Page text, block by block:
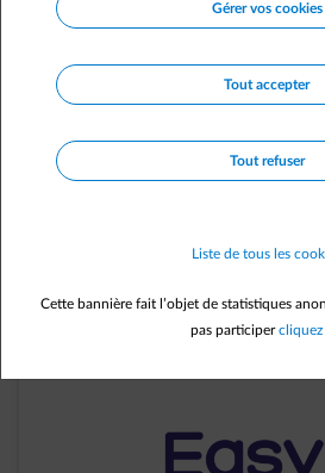
Pas encore client
pour votre
ENGIE rémunère votre injection jusqu'à
tarif en
Gérer vos cookies
Tout accepter
Tout refuser
Liste de tous les
Cette bannière fait l’objet de statistiques
pas participercliquez